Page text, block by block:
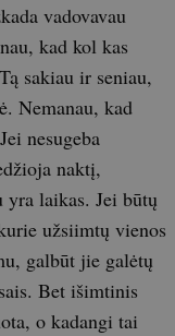
vadovavau
kad kol kas
sakiau ir seniau,
Nemanau, kad
nesugeba
naktį,
yra laikas. Jei būtų
užsiimtų vienos
galbūt jie galėtų
Bet išimtinis
o kadangi tai